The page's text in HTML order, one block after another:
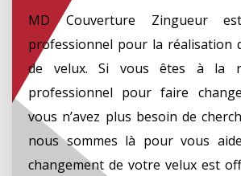
MD Couverture Zingueur
professionnel pour la réalisation
de velux. Si vous êtes à la
professionnel pour faire
vous n’avez plus besoin de
nous sommes là pour vous
changement de votre velux est